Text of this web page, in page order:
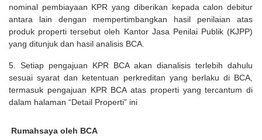
nominal pembiayaan KPR yang diberikan kepada calon debitur
antara lain dengan mempertimbangkan hasil penilaian atas
produk properti tersebut oleh Kantor Jasa Penilai Publik (KJPP)
yang ditunjuk dan hasil analisis BCA.
5. Setiap pengajuan KPR BCA akan dianalisis terlebih dahulu
sesuai syarat dan ketentuan perkreditan yang berlaku di BCA,
termasuk pengajuan KPR BCA atas properti yang tercantum di
dalam halaman “Detail Properti” ini
Rumahsaya oleh BCA